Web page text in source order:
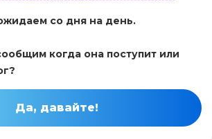
со дня на день.
когда она поступит или
Да, давайте!